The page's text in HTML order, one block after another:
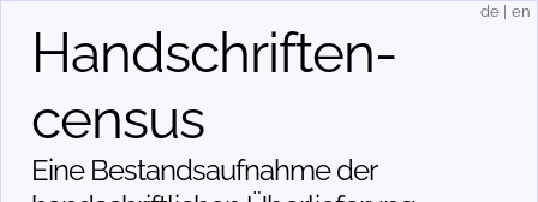
Handschriften­
census
Eine Bestandsaufnahme der
de en